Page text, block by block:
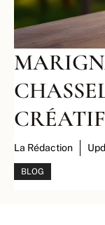
La Rédaction
BLOG